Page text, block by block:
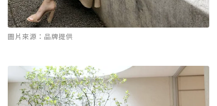
圖片來源：品牌提供